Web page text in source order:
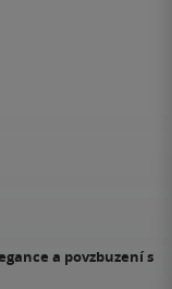
a povzbuzení s